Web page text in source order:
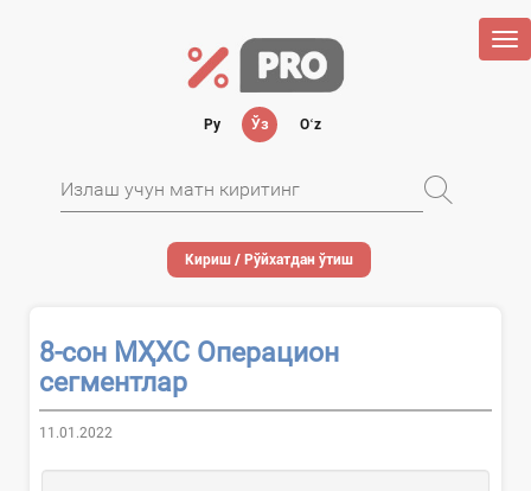
Ру Ўз Oʻz
Кириш / Рўйхатдан ўтиш
8-сон МҲХС Операцион
сегментлар
11.01.2022